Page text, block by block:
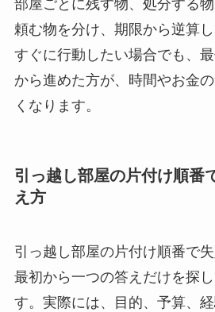
部屋ごとに残す物、処分する
頼む物を分け、期限から逆算し
すぐに行動したい場合でも、
から進めた方が、時間やお金
くなります。
引っ越し部屋の片付け順番
え方
引っ越し部屋の片付け順番で失
最初から一つの答えだけを探
す。実際には、目的、予算、